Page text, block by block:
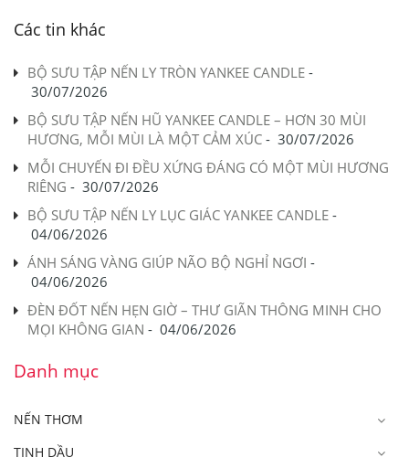
Các tin khác
BỘ SƯU TẬP NẾN LY TRÒN YANKEE CANDLE -
30/07/2026
BỘ SƯU TẬP NẾN HŨ YANKEE CANDLE – HƠN 30 MÙI
HƯƠNG, MỖI MÙI LÀ MỘT CẢM XÚC - 30/07/2026
MỖI CHUYẾN ĐI ĐỀU XỨNG ĐÁNG CÓ MỘT MÙI HƯƠNG
RIÊNG - 30/07/2026
BỘ SƯU TẬP NẾN LY LỤC GIÁC YANKEE CANDLE -
04/06/2026
ÁNH SÁNG VÀNG GIÚP NÃO BỘ NGHỈ NGƠI -
04/06/2026
ĐÈN ĐỐT NẾN HẸN GIỜ – THƯ GIÃN THÔNG MINH CHO
MỌI KHÔNG GIAN - 04/06/2026
Danh mục
NẾN THƠM
TINH DẦU